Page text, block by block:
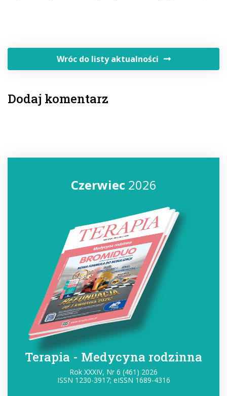
Wróc do listy aktualności
Dodaj komentarz
Czerwiec2026
Terapia - Medycyna rodzinna
Rok XXXIV, Nr 6 (461) 2026
ISSN 1230-3917; eISSN 1689-4316